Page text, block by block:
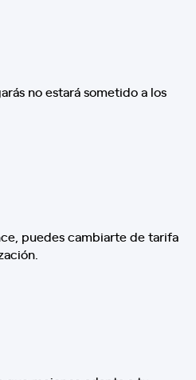
no estará sometido a los
puedes cambiarte de tarifa